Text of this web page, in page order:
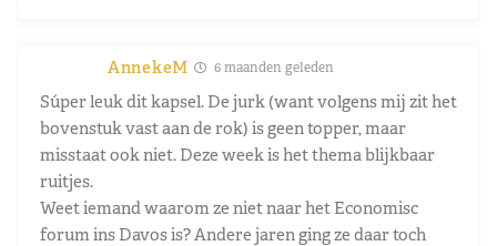
AnnekeM 6 maanden geleden
Súper leuk dit kapsel. De jurk (want volgens mij zit het
bovenstuk vast aan de rok) is geen topper, maar
misstaat ook niet. Deze week is het thema blijkbaar
ruitjes.
Weet iemand waarom ze niet naar het Economisc
forum ins Davos is? Andere jaren ging ze daar toch